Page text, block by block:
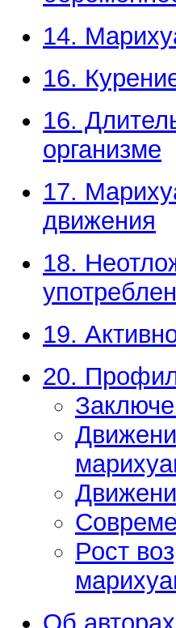
14.
16.
16.
организме
17.
движения
18.
19.
20.
Рост